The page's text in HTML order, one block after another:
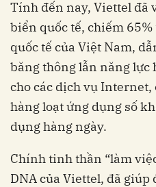
Tính đến nay, Viettel đã
biển quốc tế, chiếm
quốc tế của Việt Nam,
băng thông lẫn năng lực
cho các dịch vụ Internet,
hàng loạt ứng dụng số
dụng hàng ngày.
Chính tinh thần “làm
DNA của Viettel, đã